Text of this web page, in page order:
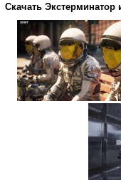
Скачать Экстерминатор